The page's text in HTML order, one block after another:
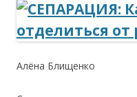
Алёна Блищенко